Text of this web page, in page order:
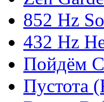
852 Hz
432 Hz
Пойдём
Пустота